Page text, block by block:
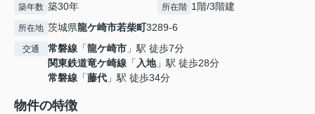
築年数 築30年 所在階 1階/3階建
所在地 茨城県龍ケ崎市若柴町3289-6
交通 常磐線 「龍ケ崎市 」駅 徒歩7分
関東鉄道竜ケ崎線 「入地」駅 徒歩28分
常磐線 「藤代 」駅 徒歩34分
物件の特徴